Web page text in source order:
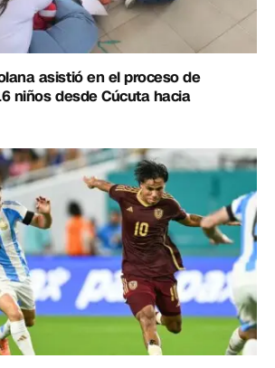
asistió en el proceso de
niños desde Cúcuta hacia